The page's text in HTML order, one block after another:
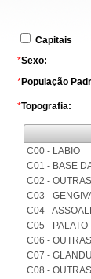
Capitais
*Sexo:
*População
*Topografia:
C00 - LABIO
C01 - BASE
C02 -
C03 -
C04 -
C05 - PALATO
C06 -
C07 -
C08 -